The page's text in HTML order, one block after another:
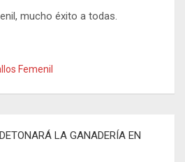
mucho éxito a todas.
Femenil
LA GANADERÍA EN